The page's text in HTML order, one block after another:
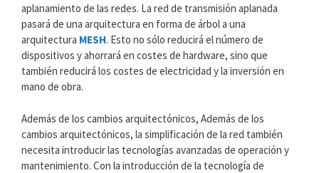
aplanamiento de las redes. La red de transmisión aplanada
pasará de una arquitectura en forma de árbol a una
arquitectura MESH. Esto no sólo reducirá el número de
dispositivos y ahorrará en costes de hardware, sino que
también reducirá los costes de electricidad y la inversión en
mano de obra.
Además de los cambios arquitectónicos, Además de los
cambios arquitectónicos, la simplificación de la red también
necesita introducir las tecnologías avanzadas de operación y
mantenimiento. Con la introducción de la tecnología de